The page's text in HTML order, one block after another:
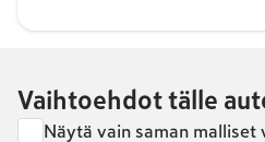
Vaihtoehdot tälle
Näytä vain saman